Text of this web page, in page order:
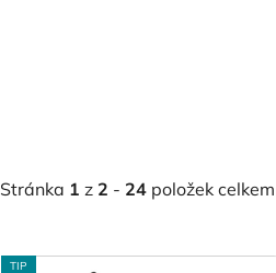
Stránka 1 z 2 - 24 položek celkem
VTIP